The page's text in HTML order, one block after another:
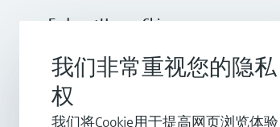
Endress+Hauser China
+86-21-2403 9600
我们非常重视您的隐私
权
我们将Cookie用于提高网页浏览体